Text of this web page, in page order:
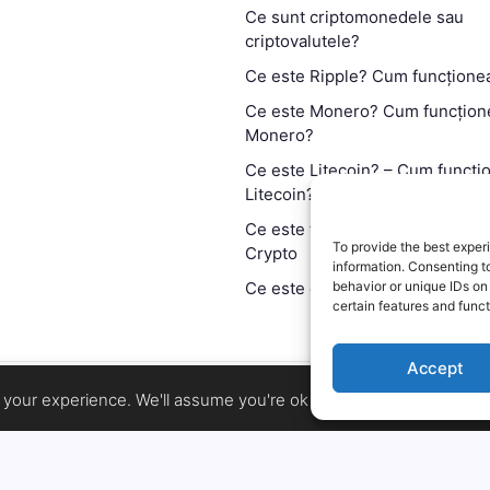
To provide the best
information. Consenting
behavior or unique IDs
certain features and
Accept
Ce sunt criptomonedele sau
criptovalutele?
Ce este Ripple? Cum
Ce este Monero? Cum
Monero?
Ce este Litecoin? – Cum
Litecoin?
Ce este tehnologia
Crypto
Ce este contractul smart?
Copyright 2026 —MyCryptOption.
experience. We'll assume you're ok with this, but you can